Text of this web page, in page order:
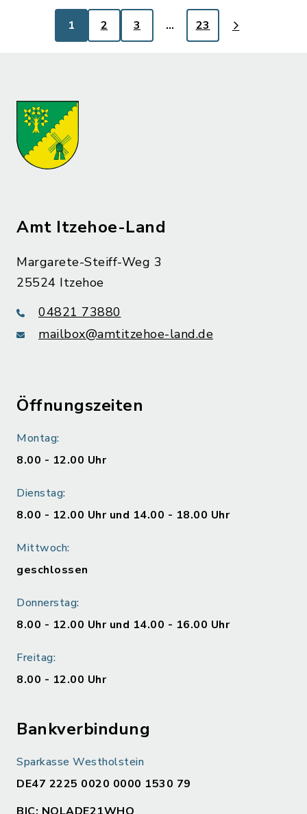
1 2 3 … 23
Amt Itzehoe-Land
Margarete-Steiff-Weg 3
25524 Itzehoe
04821 73880
mailbox@amtitzehoe-land.de
Öffnungszeiten
Montag:
8.00 - 12.00 Uhr
Dienstag:
8.00 - 12.00 Uhr und 14.00 - 18.00 Uhr
Mittwoch:
geschlossen
Donnerstag:
8.00 - 12.00 Uhr und 14.00 - 16.00 Uhr
Freitag:
8.00 - 12.00 Uhr
Bankverbindung
Sparkasse Westholstein
DE47 2225 0020 0000 1530 79